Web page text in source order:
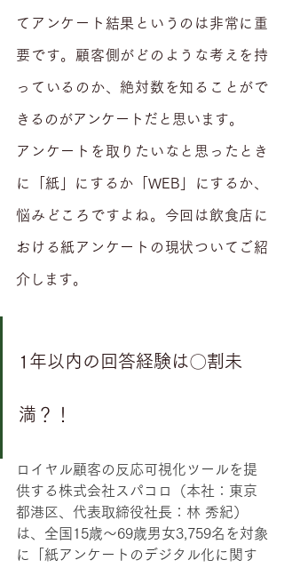
てアンケート結果というのは非常に重
要です。顧客側がどのような考えを持
っているのか、絶対数を知ることがで
きるのがアンケートだと思います。
アンケートを取りたいなと思ったとき
に「紙」にするか「WEB」にするか、
悩みどころですよね。今回は飲食店に
おける紙アンケートの現状ついてご紹
介します。
1年以内の回答経験は〇割未
満？！
ロイヤル顧客の反応可視化ツールを提
供する株式会社スパコロ（本社：東京
都港区、代表取締役社長：林 秀紀）
は、全国15歳～69歳男女3,759名を対象
に「紙アンケートのデジタル化に関す